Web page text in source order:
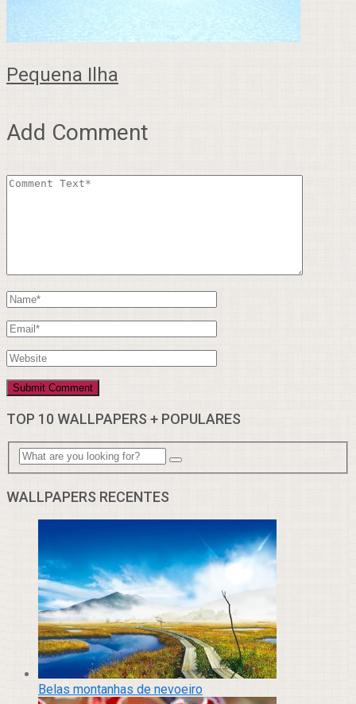
Pequena Ilha
Add Comment
TOP 10 WALLPAPERS + POPULARES
WALLPAPERS RECENTES
Belas montanhas de nevoeiro